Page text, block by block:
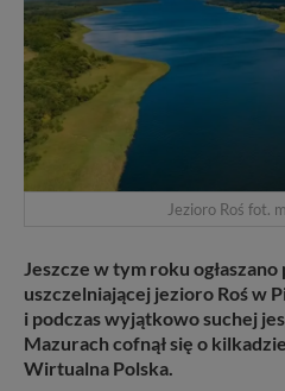
Jezioro Roś fot.
Jeszcze w tym roku
uszczelniającej jezioro Roś w
i podczas wyjątkowo suchej
Mazurach cofnął się o
Wirtualna Polska.